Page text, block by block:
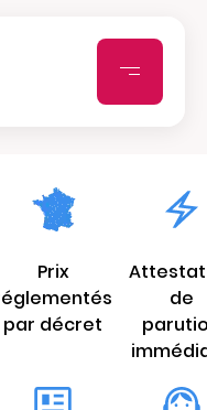
ressort
Prix
par décret
de